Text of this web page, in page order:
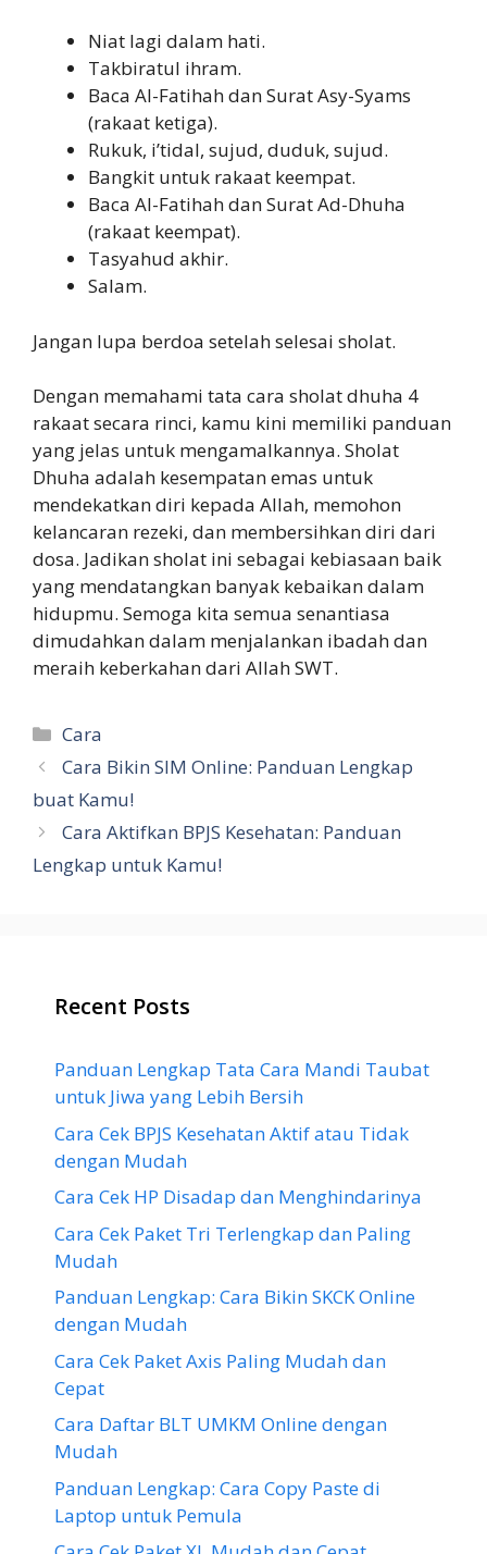
Niat lagi dalam hati.
Takbiratul ihram.
Baca Al-Fatihah dan Surat Asy-Syams
(rakaat ketiga).
Rukuk, i’tidal, sujud, duduk, sujud.
Bangkit untuk rakaat keempat.
Baca Al-Fatihah dan Surat Ad-Dhuha
(rakaat keempat).
Tasyahud akhir.
Salam.
Jangan lupa berdoa setelah selesai sholat.
Dengan memahami tata cara sholat dhuha 4
rakaat secara rinci, kamu kini memiliki panduan
yang jelas untuk mengamalkannya. Sholat
Dhuha adalah kesempatan emas untuk
mendekatkan diri kepada Allah, memohon
kelancaran rezeki, dan membersihkan diri dari
dosa. Jadikan sholat ini sebagai kebiasaan baik
yang mendatangkan banyak kebaikan dalam
hidupmu. Semoga kita semua senantiasa
dimudahkan dalam menjalankan ibadah dan
meraih keberkahan dari Allah SWT.
Categories
Cara
Cara Bikin SIM Online: Panduan Lengkap
buat Kamu!
Cara Aktifkan BPJS Kesehatan: Panduan
Lengkap untuk Kamu!
Recent Posts
Panduan Lengkap Tata Cara Mandi Taubat
untuk Jiwa yang Lebih Bersih
Cara Cek BPJS Kesehatan Aktif atau Tidak
dengan Mudah
Cara Cek HP Disadap dan Menghindarinya
Cara Cek Paket Tri Terlengkap dan Paling
Mudah
Panduan Lengkap: Cara Bikin SKCK Online
dengan Mudah
Cara Cek Paket Axis Paling Mudah dan
Cepat
Cara Daftar BLT UMKM Online dengan
Mudah
Panduan Lengkap: Cara Copy Paste di
Laptop untuk Pemula